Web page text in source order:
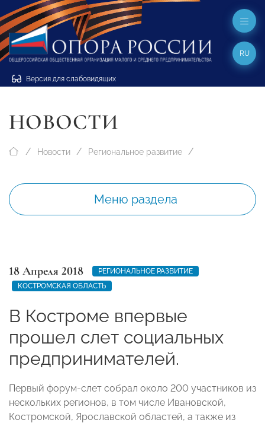
Версия для слабовидящих
RU
НОВОСТИ
Новости Региональное развитие
Меню раздела
18 Апреля 2018
РЕГИОНАЛЬНОЕ РАЗВИТИЕ
КОСТРОМСКАЯ ОБЛАСТЬ
В Костроме впервые
прошел слет социальных
предпринимателей.
Первый форум-слет собрал около 200 участников из
нескольких регионов, в том числе Ивановской,
Костромской, Ярославской областей, а также из